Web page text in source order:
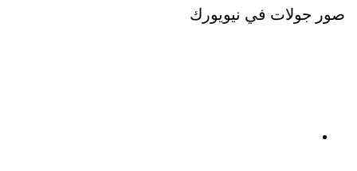
صور جولات في نيويورك